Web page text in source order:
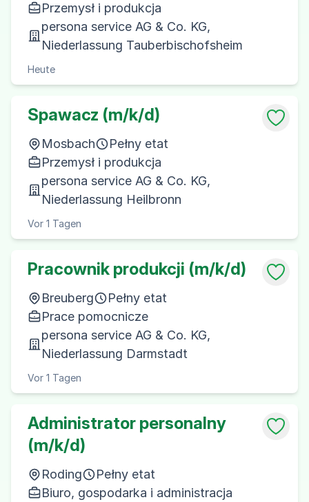
Przemysł i produkcja
persona service AG & Co. KG,
Niederlassung Tauberbischofsheim
Heute
Spawacz (m/k/d)
Mosbach
Pełny etat
Przemysł i produkcja
persona service AG & Co. KG,
Niederlassung Heilbronn
Vor 1 Tagen
Pracownik produkcji (m/k/d)
Breuberg
Pełny etat
Prace pomocnicze
persona service AG & Co. KG,
Niederlassung Darmstadt
Vor 1 Tagen
Administrator personalny
(m/k/d)
Roding
Pełny etat
Biuro, gospodarka i administracja